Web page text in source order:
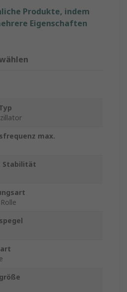
Produkte, indem
Eigenschaften
max.
Stabilität